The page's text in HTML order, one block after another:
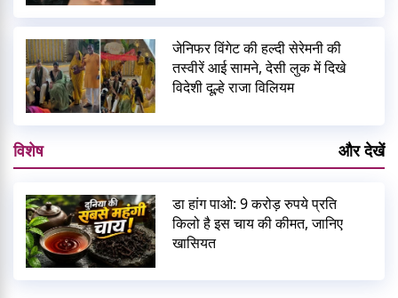
जेनिफर विंगेट की हल्दी सेरेमनी की
तस्वीरें आई सामने, देसी लुक में दिखे
विदेशी दूल्हे राजा विलियम
विशेष और देखें
डा हांग पाओ: 9 करोड़ रुपये प्रति
किलो है इस चाय की कीमत, जानिए
खासियत